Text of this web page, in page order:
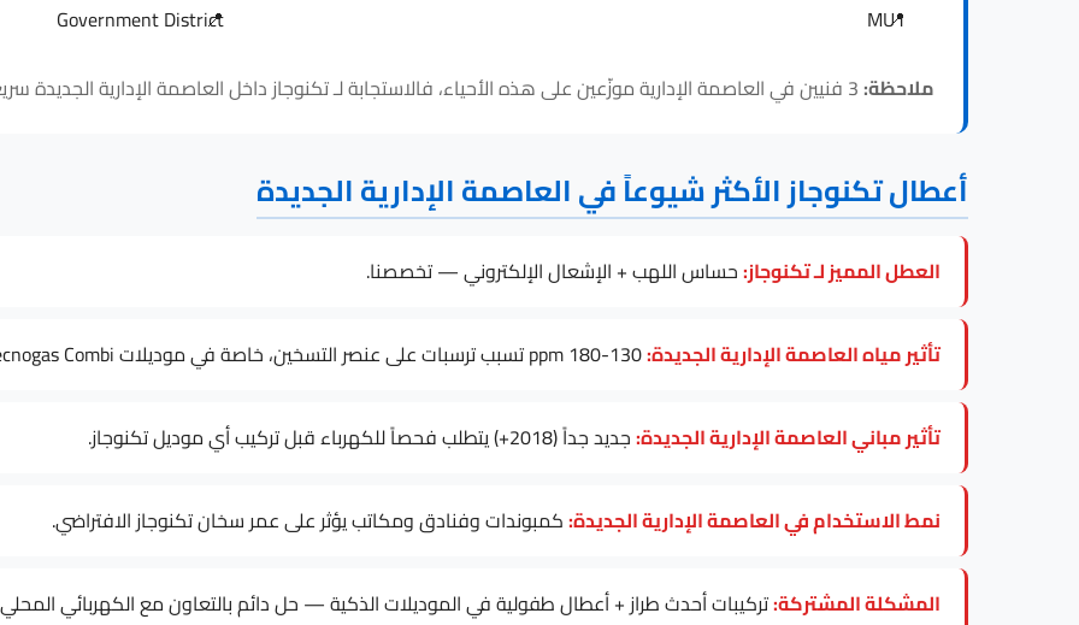
MU1
Government District
ملاحظة:
أعطال تكنوجاز الأكثر شيوعاً في العاصمة الإدارية الجديدة
العطل المميز لـ تكنوجاز:حساس اللهب + الإشعال الإلكتروني — تخصصنا.
تأثير مياه العاصمة الإدارية الجديدة:
تأثير مباني العاصمة الإدارية الجديدة:جديد جداً (2018+) يتطلب فحصاً للكهرباء قبل تركيب أي موديل تكنوجاز.
نمط الاستخدام في العاصمة الإدارية الجديدة:كمبوندات وفنادق ومكاتب يؤثر على عمر سخان تكنوجاز الافتراضي.
المشكلة المشتركة:تركيبات أحدث طراز + أعطال طفولية في الموديلات الذكية — حل دائم بالتعاون مع الكهربائي